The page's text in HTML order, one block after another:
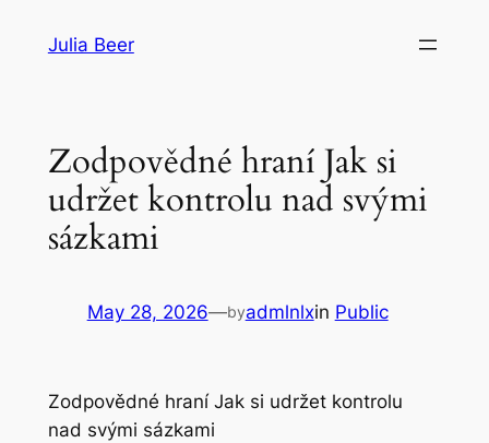
Julia Beer
Zodpovědné hraní Jak si
udržet kontrolu nad svými
sázkami
May 28, 2026—byadmlnlxin Public
Zodpovědné hraní Jak si udržet kontrolu
nad svými sázkami